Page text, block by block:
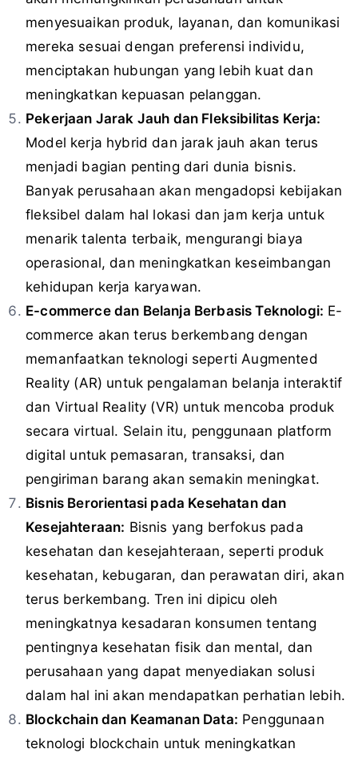
menyesuaikan produk, layanan, dan komunikasi
mereka sesuai dengan preferensi individu,
menciptakan hubungan yang lebih kuat dan
meningkatkan kepuasan pelanggan.
Pekerjaan Jarak Jauh dan Fleksibilitas Kerja:
Model kerja hybrid dan jarak jauh akan terus
menjadi bagian penting dari dunia bisnis.
Banyak perusahaan akan mengadopsi kebijakan
fleksibel dalam hal lokasi dan jam kerja untuk
menarik talenta terbaik, mengurangi biaya
operasional, dan meningkatkan keseimbangan
kehidupan kerja karyawan.
E-commerce dan Belanja Berbasis Teknologi: E-
commerce akan terus berkembang dengan
memanfaatkan teknologi seperti Augmented
Reality (AR) untuk pengalaman belanja interaktif
dan Virtual Reality (VR) untuk mencoba produk
secara virtual. Selain itu, penggunaan platform
digital untuk pemasaran, transaksi, dan
pengiriman barang akan semakin meningkat.
Bisnis Berorientasi pada Kesehatan dan
Kesejahteraan: Bisnis yang berfokus pada
kesehatan dan kesejahteraan, seperti produk
kesehatan, kebugaran, dan perawatan diri, akan
terus berkembang. Tren ini dipicu oleh
meningkatnya kesadaran konsumen tentang
pentingnya kesehatan fisik dan mental, dan
perusahaan yang dapat menyediakan solusi
dalam hal ini akan mendapatkan perhatian lebih.
Blockchain dan Keamanan Data: Penggunaan
teknologi blockchain untuk meningkatkan